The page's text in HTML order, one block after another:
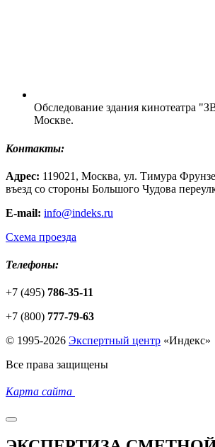
Обследование здания кинотеатра
Москве.
Контакты:
Адрес: 119021, Москва, ул. Тимура
въезд со стороны Большого Чудова
E-mail: info@indeks.ru
Схема проезда
Телефоны:
+7 (495) 786-35-11
+7 (800) 777-79-63
© 1995-2026 Экспертный центр «Индекс»
Все права защищены
Карта сайта